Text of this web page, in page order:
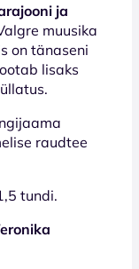
ja
muusika
on tänaseni
lisaks
raudtee
tundi.